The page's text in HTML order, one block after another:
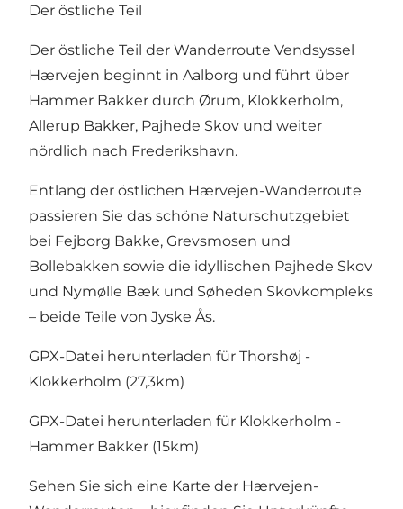
Der östliche Teil
Der östliche Teil der Wanderroute Vendsyssel
Hærvejen beginnt in Aalborg und führt über
Hammer Bakker durch Ørum, Klokkerholm,
Allerup Bakker, Pajhede Skov und weiter
nördlich nach Frederikshavn.
Entlang der östlichen Hærvejen-Wanderroute
passieren Sie das schöne Naturschutzgebiet
bei Fejborg Bakke, Grevsmosen und
Bollebakken sowie die idyllischen Pajhede Skov
und Nymølle Bæk und Søheden Skovkompleks
– beide Teile von Jyske Ås.
GPX-Datei herunterladen für Thorshøj -
Klokkerholm (27,3km)
GPX-Datei herunterladen für Klokkerholm -
Hammer Bakker (15km)
Sehen Sie sich eine Karte der Hærvejen-